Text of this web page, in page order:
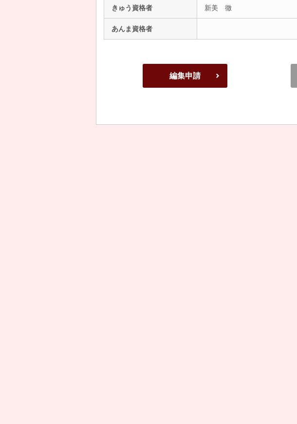
きゅう資格者 新美 徹
あんま資格者
編集申請